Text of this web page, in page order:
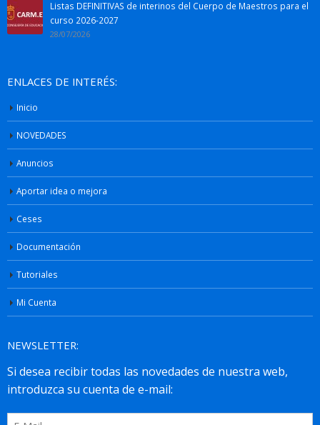
Listas DEFINITIVAS de interinos del Cuerpo de Maestros para el
curso 2026-2027
28/07/2026
ENLACES DE INTERÉS:
Inicio
NOVEDADES
Anuncios
Aportar idea o mejora
Ceses
Documentación
Tutoriales
Mi Cuenta
NEWSLETTER: